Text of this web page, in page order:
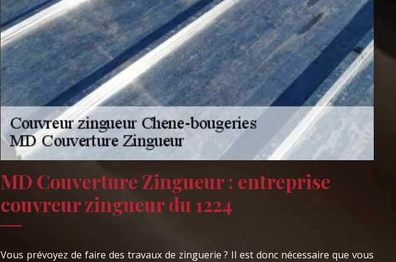
MD Couverture Zingueur : entreprise
couvreur zingueur du 1224
Vous prévoyez de faire des travaux de zinguerie ? Il est donc nécessaire que vous